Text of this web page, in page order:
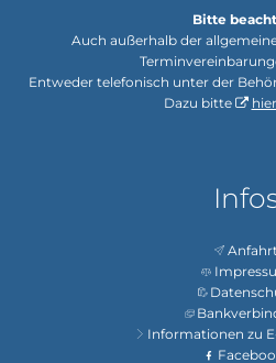
Bitte
Auch außerhalb der
Entweder telefonisch unter der
Dazu bitte
Anfahrt
Informationen zu